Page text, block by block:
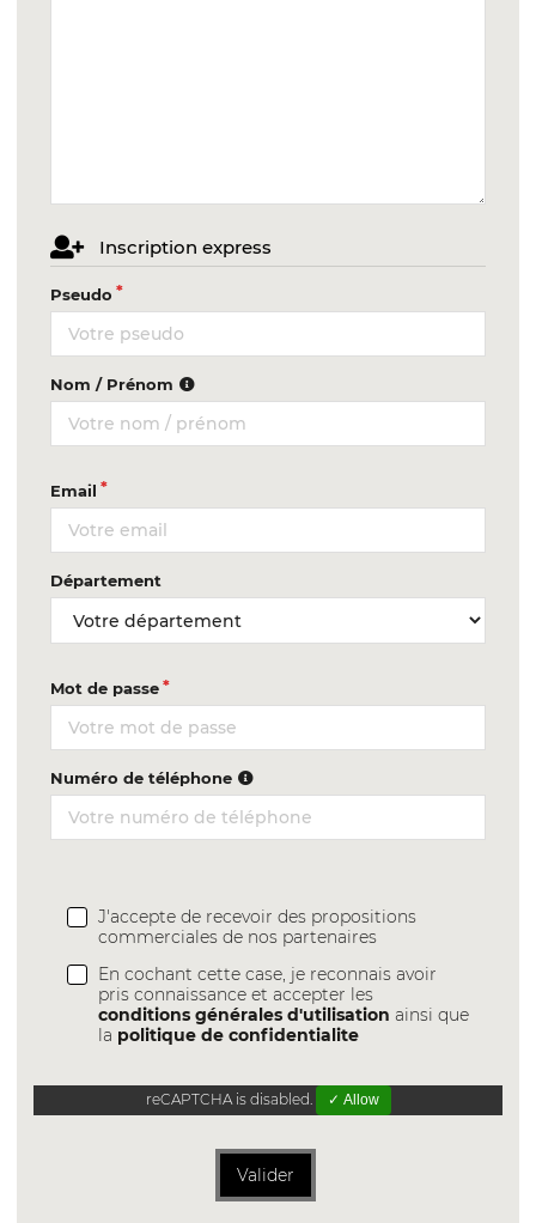
Inscription express
Pseudo
Nom / Prénom
Email
Département
Mot de passe
Numéro de téléphone
J'accepte de recevoir des propositions
commerciales de nos partenaires
En cochant cette case, je reconnais avoir
pris connaissance et accepter les
conditions générales d'utilisation ainsi que
la politique de confidentialite
reCAPTCHA is disabled. ✓ Allow
Valider